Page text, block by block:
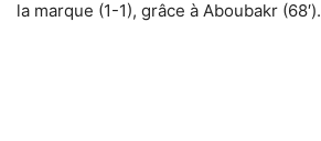
la marque (1-1), grâce à Aboubakr (68′).